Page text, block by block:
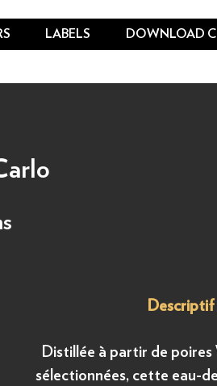
LABELS DOWNLOAD
Distillée à partir de
sélectionnées, cette eau-